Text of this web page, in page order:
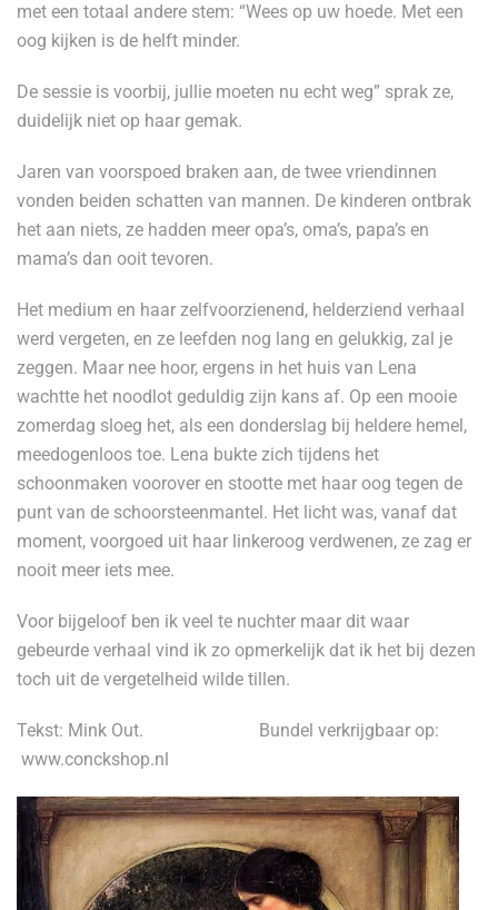
met een totaal andere stem: “Wees op uw hoede. Met een
oog kijken is de helft minder.
De sessie is voorbij, jullie moeten nu echt weg” sprak ze,
duidelijk niet op haar gemak.
Jaren van voorspoed braken aan, de twee vriendinnen
vonden beiden schatten van mannen. De kinderen ontbrak
het aan niets, ze hadden meer opa’s, oma’s, papa’s en
mama’s dan ooit tevoren.
Het medium en haar zelfvoorzienend, helderziend verhaal
werd vergeten, en ze leefden nog lang en gelukkig, zal je
zeggen. Maar nee hoor, ergens in het huis van Lena
wachtte het noodlot geduldig zijn kans af. Op een mooie
zomerdag sloeg het, als een donderslag bij heldere hemel,
meedogenloos toe. Lena bukte zich tijdens het
schoonmaken voorover en stootte met haar oog tegen de
punt van de schoorsteenmantel. Het licht was, vanaf dat
moment, voorgoed uit haar linkeroog verdwenen, ze zag er
nooit meer iets mee.
Voor bijgeloof ben ik veel te nuchter maar dit waar
gebeurde verhaal vind ik zo opmerkelijk dat ik het bij dezen
toch uit de vergetelheid wilde tillen.
Tekst: Mink Out. Bundel verkrijgbaar op:
www.conckshop.nl